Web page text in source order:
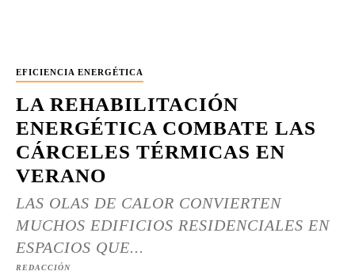
EFICIENCIA ENERGÉTICA
LA REHABILITACIÓN
ENERGÉTICA COMBATE LAS
CÁRCELES TÉRMICAS EN
VERANO
LAS OLAS DE CALOR CONVIERTEN
MUCHOS EDIFICIOS RESIDENCIALES EN
ESPACIOS QUE...
REDACCIÓN